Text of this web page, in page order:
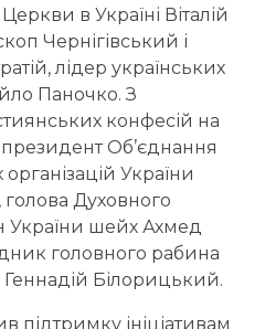
в Україні Віталій
Чернігівський і
лідер українських
Паночко. З
конфесій на
президент Об’єднання
України
Духовного
України шейх Ахмед
головного рабина
Геннадій Білорицький.
підтримку ініціативам